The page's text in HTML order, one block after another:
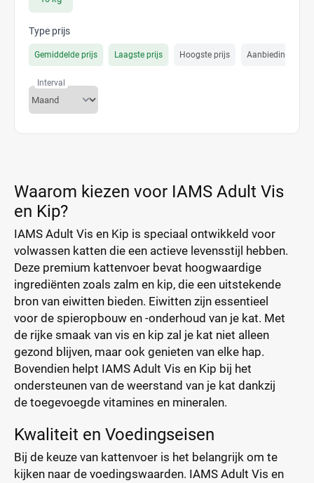
Type prijs
Gemiddelde prijs Laagste prijs Hoogste prijs Aanbiedings prijs
Interval
Waarom kiezen voor IAMS Adult Vis
en Kip?
IAMS Adult Vis en Kip is speciaal ontwikkeld voor
volwassen katten die een actieve levensstijl hebben.
Deze premium kattenvoer bevat hoogwaardige
ingrediënten zoals zalm en kip, die een uitstekende
bron van eiwitten bieden. Eiwitten zijn essentieel
voor de spieropbouw en -onderhoud van je kat. Met
de rijke smaak van vis en kip zal je kat niet alleen
gezond blijven, maar ook genieten van elke hap.
Bovendien helpt IAMS Adult Vis en Kip bij het
ondersteunen van de weerstand van je kat dankzij
de toegevoegde vitamines en mineralen.
Kwaliteit en Voedingseisen
Bij de keuze van kattenvoer is het belangrijk om te
kijken naar de voedingswaarden. IAMS Adult Vis en